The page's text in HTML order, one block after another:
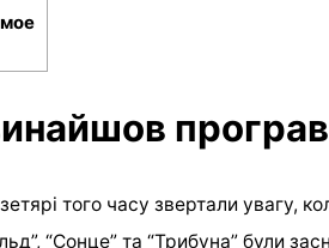
того часу звертали увагу,
“Сонце” та “Трибуна” були